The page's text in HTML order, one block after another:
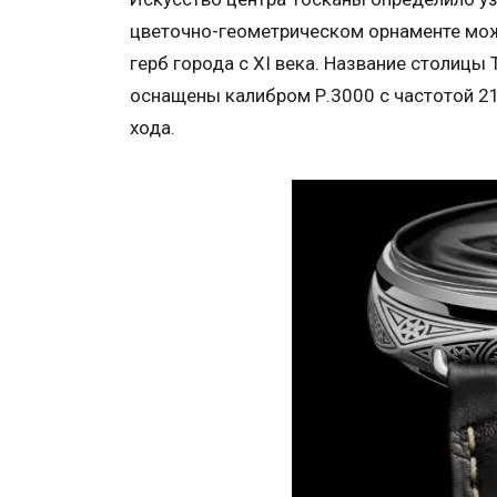
цветочно-геометрическом орнаменте
герб города с XI века. Название
оснащены калибром Р.3000 с частотой
хода.